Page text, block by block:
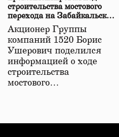
строительства мостового
перехода на Забайкальской
железной дороге
Акционер Группы
компаний 1520 Борис
Ушерович поделился
информацией о ходе
строительства
мостового…